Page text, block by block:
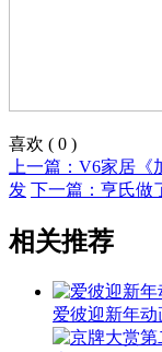
喜欢 ( 0 )
上一篇：V6家居
发 下一篇：亨氏做
相关推荐
爱彼迎新年动